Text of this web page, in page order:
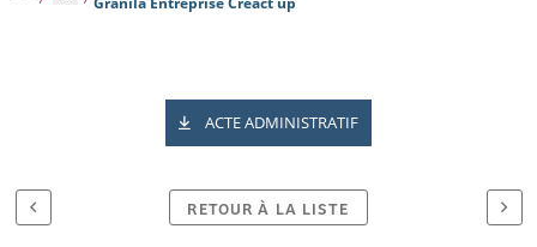
ACTE ADMINISTRATIF
RETOUR À LA LISTE